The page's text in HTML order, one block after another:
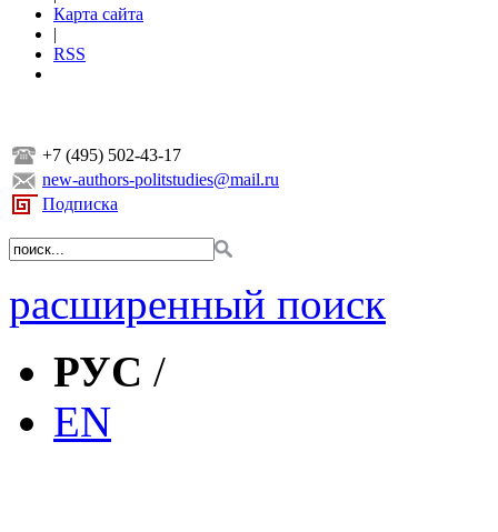
Карта сайта
|
RSS
+7 (495) 502-43-17
new-authors-politstudies@mail.ru
Подписка
расширенный поиск
РУС /
EN